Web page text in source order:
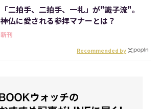
「二拍手、二拍手、一礼」が"識子流"。
神仏に愛される参拝マナーとは？
新刊
Recommended by